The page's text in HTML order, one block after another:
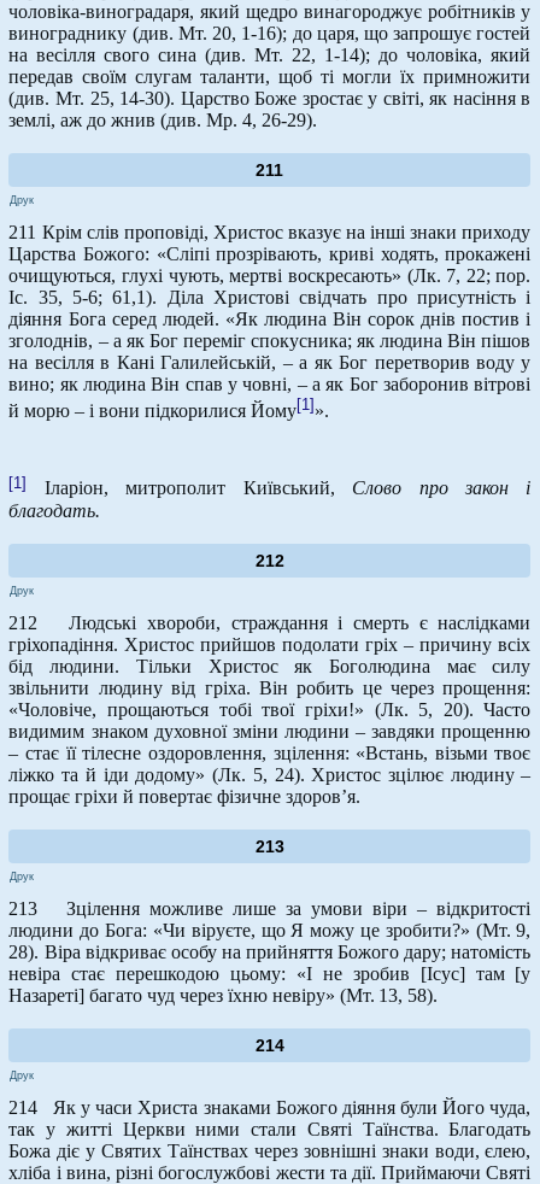
чоловіка-виноградаря, який щедро винагороджує робітників у
винограднику (див. Мт. 20, 1-16); до царя, що запрошує гостей
на весілля свого сина (див. Мт. 22, 1-14); до чоловіка, який
передав своїм слугам таланти, щоб ті могли їх примножити
(див. Мт. 25, 14-30). Царство Боже зростає у світі, як насіння в
землі, аж до жнив (див. Мр. 4, 26-29).
211
Друк
211 Крім слів проповіді, Христос вказує на інші знаки приходу
Царства Божого: «Сліпі прозрівають, криві ходять, прокажені
очищуються, глухі чують, мертві воскресають» (Лк. 7, 22; пор.
Іс. 35, 5-6; 61,1). Діла Христові свідчать про присутність і
діяння Бога серед людей. «Як людина Він сорок днів постив і
зголоднів, – а як Бог переміг спокусника; як людина Він пішов
на весілля в Кані Галилейській, – а як Бог перетворив воду у
вино; як людина Він спав у човні, – а як Бог заборонив вітрові
й морю – і вони підкорилися Йому[1] ».
[1] Іларіон, митрополит Київський, Слово про закон і
благодать.
212
Друк
212 Людські хвороби, страждання і смерть є наслідками
гріхопадіння. Христос прийшов подолати гріх – причину всіх
бід людини. Тільки Христос як Боголюдина має силу
звільнити людину від гріха. Він робить це через прощення:
«Чоловіче, прощаються тобі твої гріхи!» (Лк. 5, 20). Часто
видимим знаком духовної зміни людини – завдяки прощенню
– стає її тілесне оздоровлення, зцілення: «Встань, візьми твоє
ліжко та й іди додому» (Лк. 5, 24). Христос зцілює людину –
прощає гріхи й повертає фізичне здоров’я.
213
Друк
213 Зцілення можливе лише за умови віри – відкритості
людини до Бога: «Чи віруєте, що Я можу це зробити?» (Мт. 9,
28). Віра відкриває особу на прийняття Божого дару; натомість
невіра стає перешкодою цьому: «І не зробив [Ісус] там [у
Назареті] багато чуд через їхню невіру» (Мт. 13, 58).
214
Друк
214 Як у часи Христа знаками Божого діяння були Його чуда,
так у житті Церкви ними стали Святі Таїнства. Благодать
Божа діє у Святих Таїнствах через зовнішні знаки води, єлею,
хліба і вина, різні богослужбові жести та дії. Приймаючи Святі